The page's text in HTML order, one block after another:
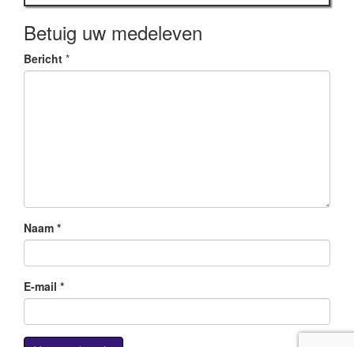
Betuig uw medeleven
Bericht *
Naam *
E-mail *